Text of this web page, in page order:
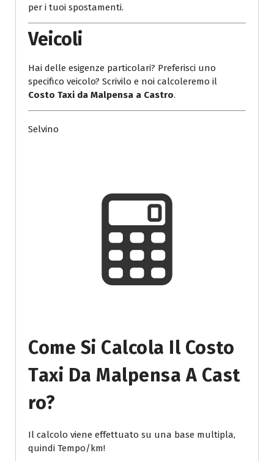
per i tuoi spostamenti.
Veicoli
Hai delle esigenze particolari? Preferisci uno
specifico veicolo? Scrivilo e noi calcoleremo il
Costo Taxi da Malpensa a Castro.
Selvino
Come Si Calcola Il Costo
Taxi Da Malpensa A Cast
Ro?
Il calcolo viene effettuato su una base multipla,
quindi Tempo/km!